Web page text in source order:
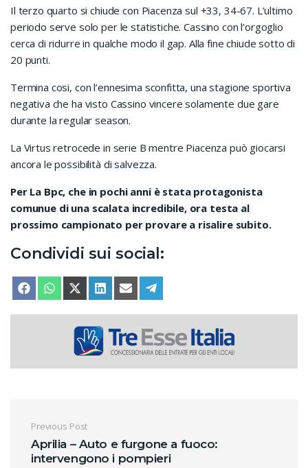
Il terzo quarto si chiude con Piacenza sul +33, 34-67. L’ultimo
periodo serve solo per le statistiche. Cassino con l’orgoglio
cerca di ridurre in qualche modo il gap. Alla fine chiude sotto di
20 punti.
Termina cosi, con l’ennesima sconfitta, una stagione sportiva
negativa che ha visto Cassino vincere solamente due gare
durante la regular season.
La Virtus retrocede in serie B mentre Piacenza può giocarsi
ancora le possibilità di salvezza.
Per La Bpc, che in pochi anni è stata protagonista
comunue di una scalata incredibile, ora testa al
prossimo campionato per provare a risalire subito.
Condividi sui social:
SHARE ON
FACEBOOKSHARE ON
WHATSAPPSHARE ON
X (TWITTER)
SHARE ON
LINKEDINSHARE ON
EMAIL
Navigazione articoli
Previous Post
Aprilia – Auto e furgone a fuoco:
intervengono i pompieri